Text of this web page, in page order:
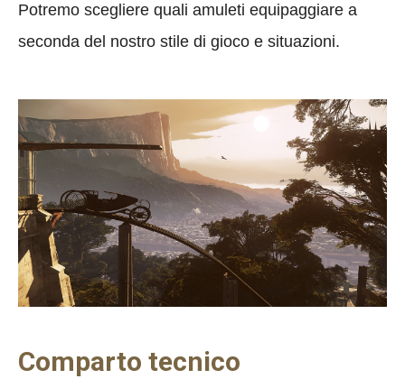
Potremo scegliere quali amuleti equipaggiare a
seconda del nostro stile di gioco e situazioni.
Comparto tecnico